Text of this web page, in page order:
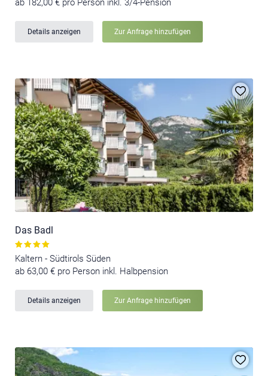
Details anzeigen Zur Anfrage hinzufügen
Das Badl
Kaltern - Südtirols Süden
ab 63,00 € pro Person inkl. Halbpension
Details anzeigen Zur Anfrage hinzufügen